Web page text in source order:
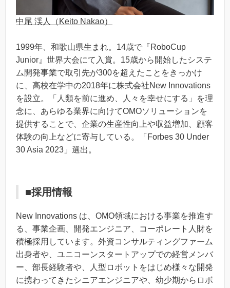
中尾 渓人（Keito Nakao）
1999年、和歌山県生まれ。14歳で『RoboCup
Junior』世界大会にて入賞。15歳から開始したシステ
ム開発事業で取引先が300を超えたことをきっかけ
に、高校在学中の2018年に株式会社New Innovations
を設立。「人類を前に進め、人々を幸せにする」を理
念に、あらゆる業界に向けてOMOソリューションを
提供することで、企業の生産性向上や収益増加、顧客
体験の向上などに寄与している。「Forbes 30 Under
30 Asia 2023」選出。
■採用情報
New Innovations は、OMO領域における事業を推進す
る、事業企画、開発エンジニア、コーポレート人財を
積極採用しています。外資コンサルティングファーム
出身者や、ユニコーンスタートアップでの経営メンバ
ー、部長経験者や、人型ロボットをはじめ様々な開発
に携わってきたシニアエンジニアや、幼少期からロボ